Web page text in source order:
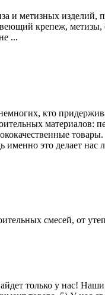
метизных изделий,
крепеж,
...
кто
материалов:
именно это делает
смесей, от
только у нас!